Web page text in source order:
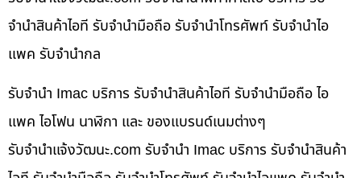
จำนำสินค้าไอที รับจำนำมือถือ รับจำนำโทรศัพท์ รับจำนำไอ
แพค รับจำนำกล
รับจำนำ Imac บริการ รับจำนำสินค้าไอที รับจำนำมือถือ ไอ
แพค ไอโฟน นาฬิกา และ ของแบรนด์เนมต่างๆ
รับจํานําแจ้งวัฒนะ.com รับจำนำ Imac บริการ รับจำนำสินค้า